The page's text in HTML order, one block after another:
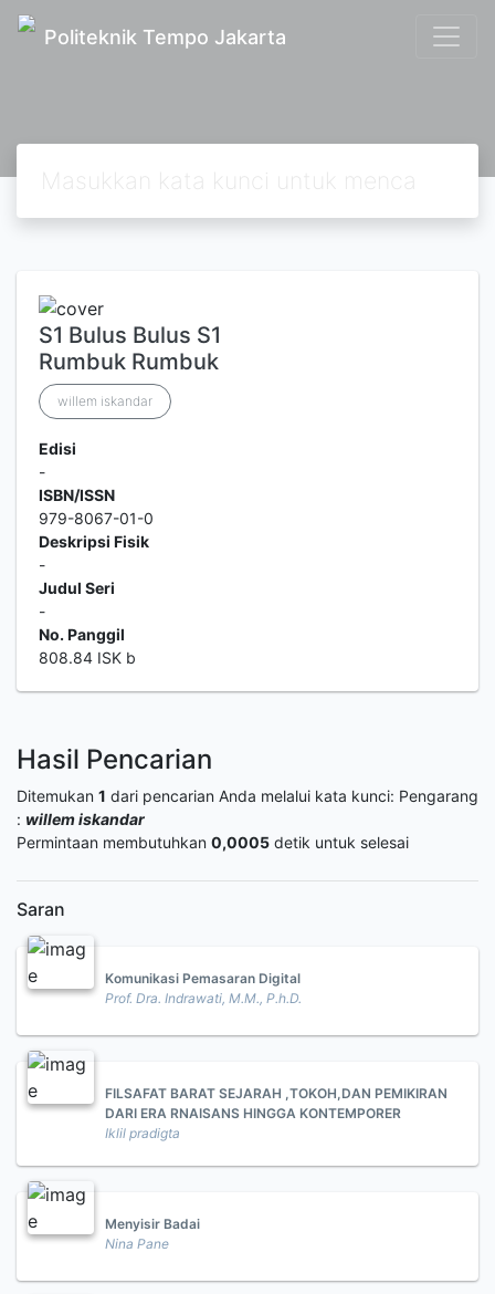
Politeknik Tempo Jakarta
S1 Bulus Bulus S1
Rumbuk Rumbuk
willem iskandar
Edisi
-
ISBN/ISSN
979-8067-01-0
Deskripsi Fisik
-
Judul Seri
-
No. Panggil
808.84 ISK b
Hasil Pencarian
Ditemukan 1 dari pencarian Anda melalui kata kunci: Pengarang
: willem iskandar
Permintaan membutuhkan 0,0005 detik untuk selesai
Saran
Komunikasi Pemasaran Digital
Prof. Dra. Indrawati, M.M., P.h.D.
FILSAFAT BARAT SEJARAH ,TOKOH,DAN PEMIKIRAN
DARI ERA RNAISANS HINGGA KONTEMPORER
Iklil pradigta
Menyisir Badai
Nina Pane